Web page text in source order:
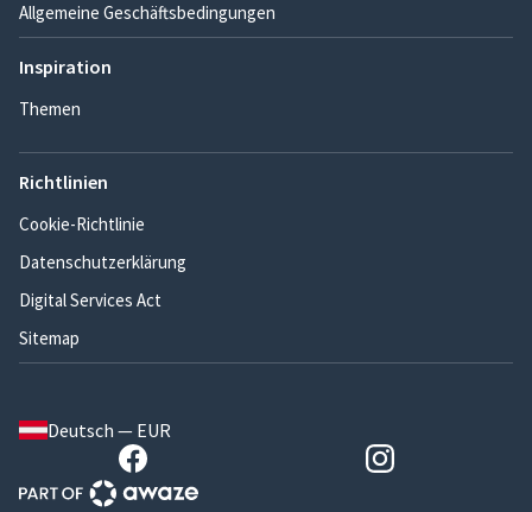
Allgemeine Geschäftsbedingungen
Inspiration
Themen
Richtlinien
Cookie-Richtlinie
Datenschutzerklärung
Digital Services Act
Sitemap
Deutsch — EUR